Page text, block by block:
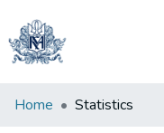
Communities
Home Statistics